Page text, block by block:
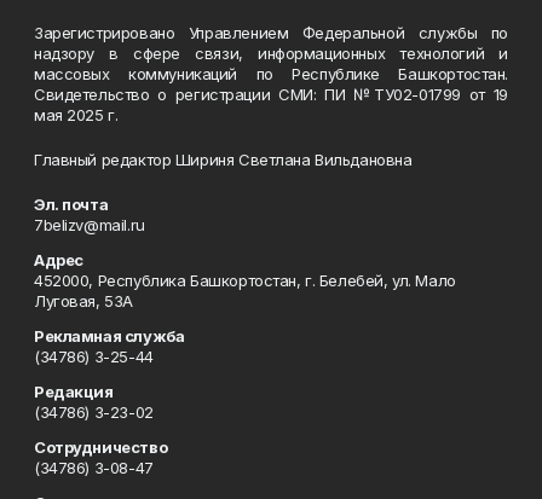
Зарегистрировано Управлением Федеральной службы по
надзору в сфере связи, информационных технологий и
массовых коммуникаций по Республике Башкортостан.
Свидетельство о регистрации СМИ: ПИ №ТУ02-01799 от 19
мая 2025 г.
Главный редактор Шириня Светлана Вильдановна
Эл. почта
7belizv@mail.ru
Адрес
452000, Республика Башкортостан, г. Белебей, ул. Мало
Луговая, 53А
Рекламная служба
(34786) 3-25-44
Редакция
(34786) 3-23-02
Сотрудничество
(34786) 3-08-47